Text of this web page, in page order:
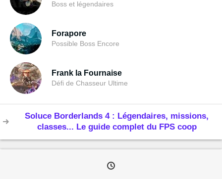
Boss et légendaires
Forapore
Possible Boss Encore
Frank la Fournaise
Défi de Chasseur Ultime
Soluce Borderlands 4 : Légendaires, missions,
classes... Le guide complet du FPS coop